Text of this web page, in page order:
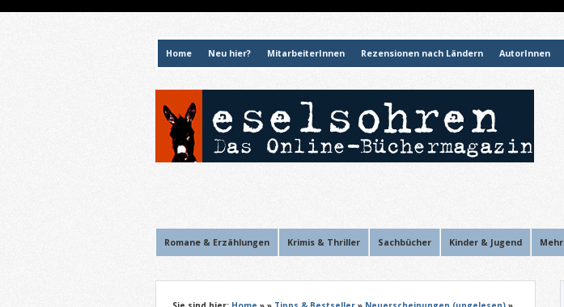
Home Neu hier? MitarbeiterInnen Rezensionen nach Ländern AutorInnen
Romane & Erzählungen Krimis & Thriller Sachbücher Kinder & Jugend Mehr